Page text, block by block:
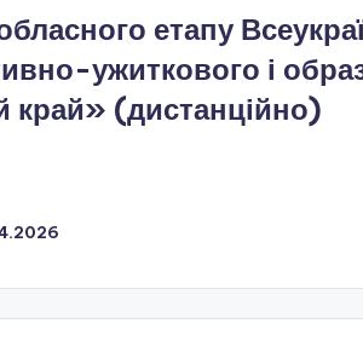
етапу
ужиткового і
край» (дистанційно)